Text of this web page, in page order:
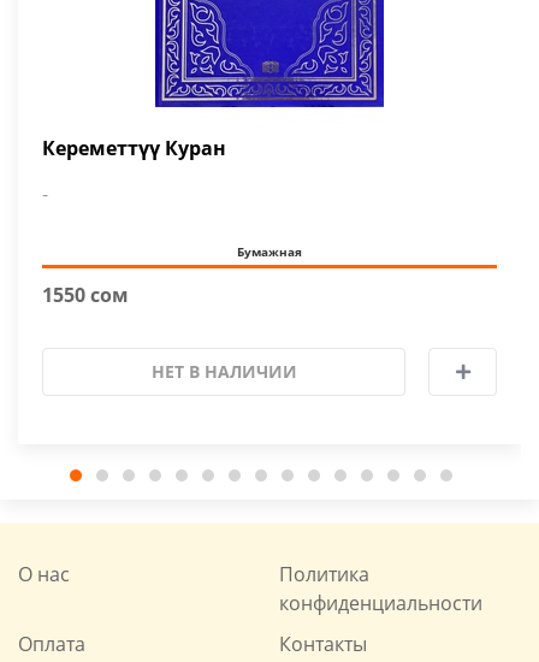
Кереметтүү Куран
-
Бумажная
1550 сом
НЕТ В НАЛИЧИИ
О нас
Политика
конфиденциальности
Оплата
Контакты